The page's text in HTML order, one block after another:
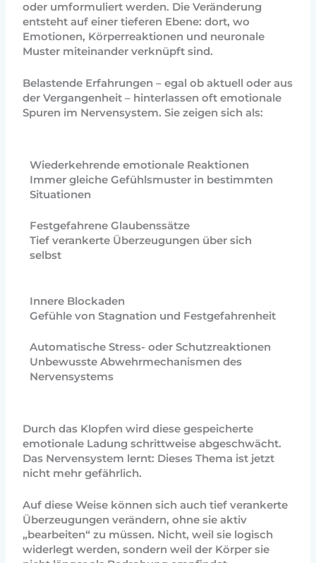
oder umformuliert werden. Die Veränderung
entsteht auf einer tieferen Ebene: dort, wo
Emotionen, Körperreaktionen und neuronale
Muster miteinander verknüpft sind.
Belastende Erfahrungen – egal ob aktuell oder aus
der Vergangenheit – hinterlassen oft emotionale
Spuren im Nervensystem. Sie zeigen sich als:
Wiederkehrende emotionale Reaktionen
Immer gleiche Gefühlsmuster in bestimmten
Situationen
Festgefahrene Glaubenssätze
Tief verankerte Überzeugungen über sich
selbst
Innere Blockaden
Gefühle von Stagnation und Festgefahrenheit
Automatische Stress- oder Schutzreaktionen
Unbewusste Abwehrmechanismen des
Nervensystems
Durch das Klopfen wird diese gespeicherte
emotionale Ladung schrittweise abgeschwächt.
Das Nervensystem lernt: Dieses Thema ist jetzt
nicht mehr gefährlich.
Auf diese Weise können sich auch tief verankerte
Überzeugungen verändern, ohne sie aktiv
„bearbeiten“ zu müssen. Nicht, weil sie logisch
widerlegt werden, sondern weil der Körper sie